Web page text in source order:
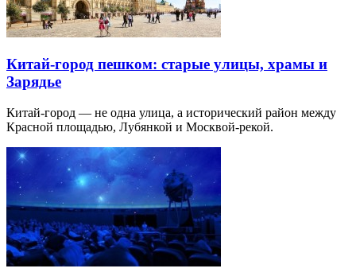
Китай-город пешком: старые улицы, храмы и
Зарядье
Китай-город — не одна улица, а исторический район между
Красной площадью, Лубянкой и Москвой-рекой.